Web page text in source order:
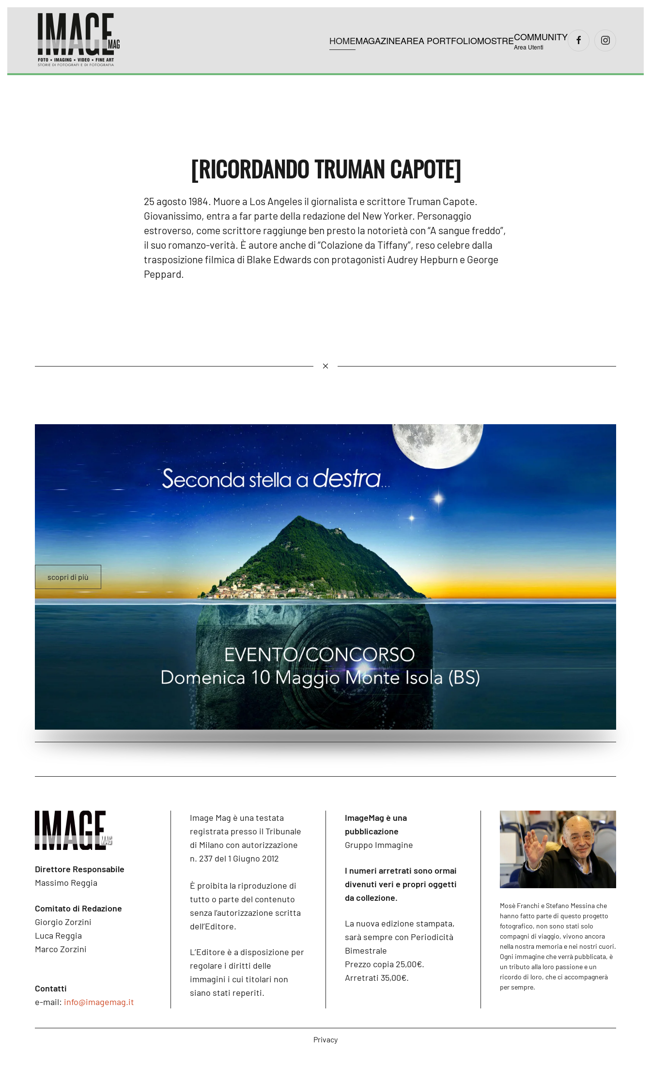
Skip to main content
HOMEMAGAZINEAREA PORTFOLIOMOSTRECOMMUNITY
Area Utenti
[RICORDANDO TRUMAN CAPOTE]
25 agosto 1984. Muore a Los Angeles il giornalista e scrittore Truman Capote.
Giovanissimo, entra a far parte della redazione del New Yorker. Personaggio
estroverso, come scrittore raggiunge ben presto la notorietà con “A sangue freddo”,
il suo romanzo-verità. È autore anche di “Colazione da Tiffany”, reso celebre dalla
trasposizione filmica di Blake Edwards con protagonisti Audrey Hepburn e George
Peppard.
scopri di più
Direttore Responsabile
Massimo Reggia
Comitato di Redazione
Giorgio Zorzini
Luca Reggia
Marco Zorzini
Contatti
e-mail: info@imagemag.it
Image Mag è una testata
registrata presso il Tribunale
di Milano con autorizzazione
n. 237 del 1 Giugno 2012
È proibita la riproduzione di
tutto o parte del contenuto
senza l’autorizzazione scritta
dell’Editore.
L’Editore è a disposizione per
regolare i diritti delle
immagini i cui titolari non
siano stati reperiti.
ImageMag è una
pubblicazione
Gruppo Immagine
I numeri arretrati sono ormai
divenuti veri e propri oggetti
da collezione.
La nuova edizione stampata,
sarà sempre con Periodicità
Bimestrale
Prezzo copia 25,00€.
Arretrati 35,00€.
Mosè Franchi e Stefano Messina che
hanno fatto parte di questo progetto
fotografico, non sono stati solo
compagni di viaggio, vivono ancora
nella nostra memoria e nei nostri cuori.
Ogni immagine che verrà pubblicata, è
un tributo alla loro passione e un
ricordo di loro, che ci accompagnerà
per sempre.
Privacy